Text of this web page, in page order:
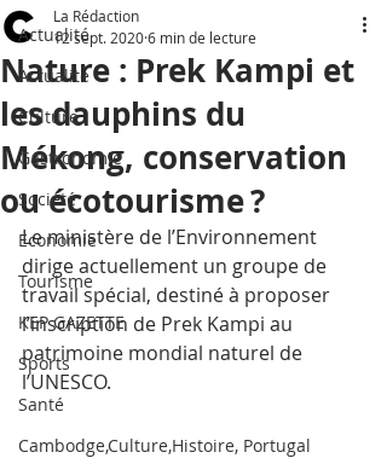
Actualité
Actualité
Culture
Gastronomie
Société
Economie
Tourisme
KEP GAZETTE
Sports
Santé
Cambodge,Culture,Histoire, Portugal
Nature : Prek Kampi et
les dauphins du
Mékong, conservation
ou écotourisme ?
La Rédaction
12 sept. 20206 min de lecture
Le ministère de l’Environnement
dirige actuellement un groupe de
travail spécial, destiné à proposer
l’inscription de Prek Kampi au
patrimoine mondial naturel de
l’UNESCO.